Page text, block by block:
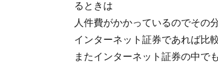
るときは
人件費がかかっているのでその
インターネット証券であれば比
またインターネット証券の中で